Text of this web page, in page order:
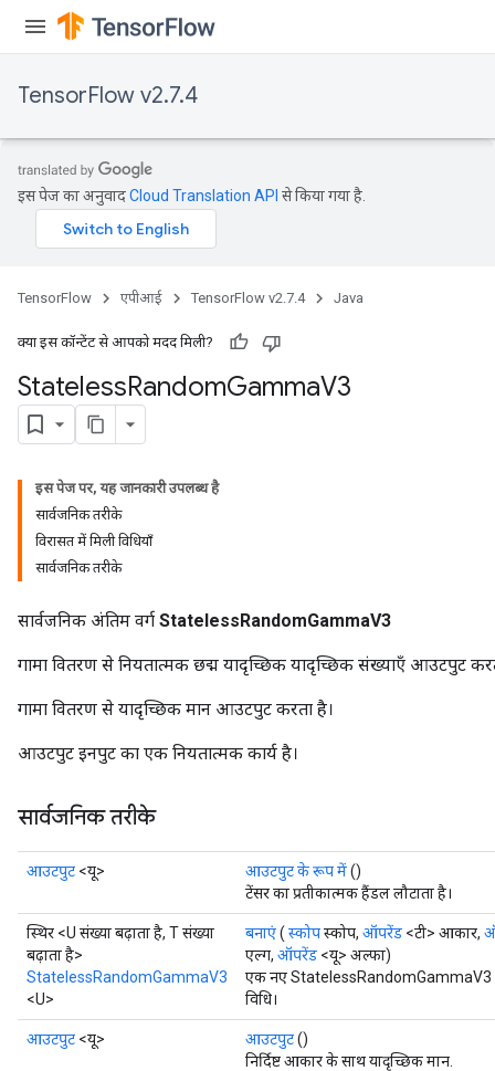
TensorFlow v2.7.4
इस पेज का अनुवादCloud Translation API से किया गया है.
TensorFlow एपीआई TensorFlow v2.7.4 Java
क्या इस कॉन्टेंट से आपको मदद मिली?
StatelessRandomGammaV3
इस पेज पर, यह जानकारी उपलब्ध है
सार्वजनिक तरीके
विरासत में मिली विधियाँ
सार्वजनिक तरीके
सार्वजनिक अंतिम वर्ग StatelessRandomGammaV3
गामा वितरण से नियतात्मक छद्म यादृच्छिक यादृच्छिक संख्याएँ आउटपुट
गामा वितरण से यादृच्छिक मान आउटपुट करता है।
आउटपुट इनपुट का एक नियतात्मक कार्य है।
सार्वजनिक तरीके
आउटपुट <यू> आउटपुट के रूप में()
टेंसर का प्रतीकात्मक हैंडल लौटाता है।
स्थिर <U संख्या बढ़ाता है, T संख्या
बढ़ाता है>
StatelessRandomGammaV3
<U>
बनाएं( स्कोपस्कोप, ऑपरेंड <टी> आकार,
एल्ग, ऑपरेंड <यू> अल्फा)
एक नए
विधि।
आउटपुट <यू> आउटपुट()
निर्दिष्ट आकार के साथ यादृच्छिक मान.